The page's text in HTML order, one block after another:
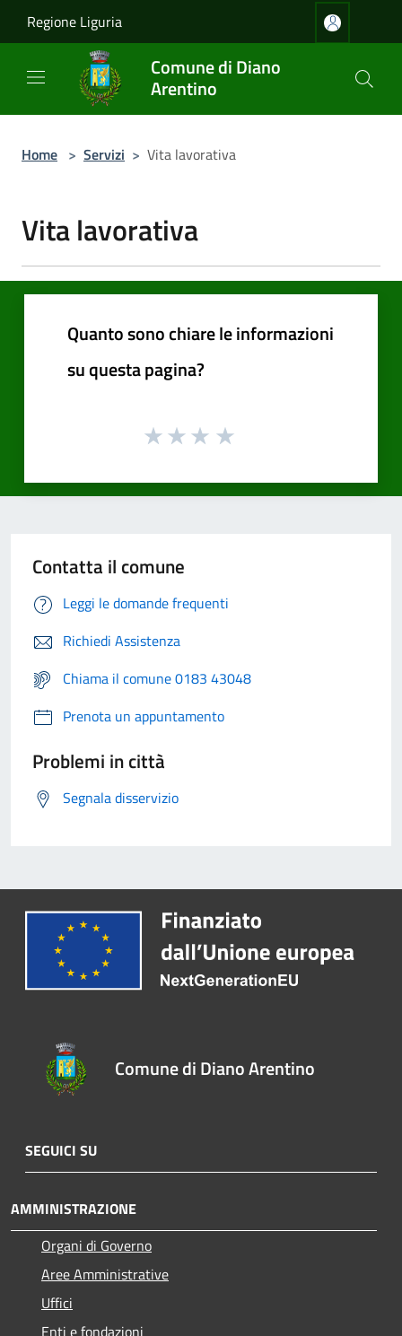
Regione Liguria
Comune di Diano
Arentino
Home > Servizi > Vita lavorativa
Vita lavorativa
Quanto sono chiare le informazioni
su questa pagina?
Contatta il comune
Leggi le domande frequenti
Richiedi Assistenza
Chiama il comune 0183 43048
Prenota un appuntamento
Problemi in città
Segnala disservizio
Comune di Diano Arentino
SEGUICI SU
AMMINISTRAZIONE
Organi di Governo
Aree Amministrative
Uffici
Enti e fondazioni